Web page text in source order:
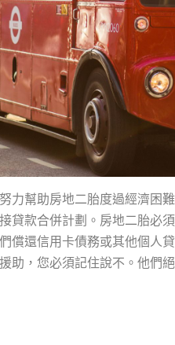
力幫助房地二胎度過經濟困
貸款合併計劃。房地二胎必
償還信用卡債務或其他個人
助，您必須記住說不。他們